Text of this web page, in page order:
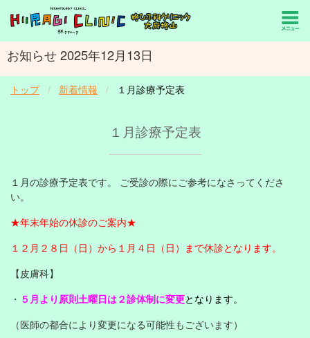
お知らせ 2025年12月13日
トップ 新着情報 １月診療予定表
１月診療予定表
１月の診療予定表です。 ご受診の際にご参考になさってくださ
い。
★年末年始の休診のご案内★
１２月２８日（日）から１月４日（日）まで休診となります。
【皮膚科】
・ ５月より原則土曜日は２診体制に変更となります。
（医師の都合により変更になる可能性もございます）